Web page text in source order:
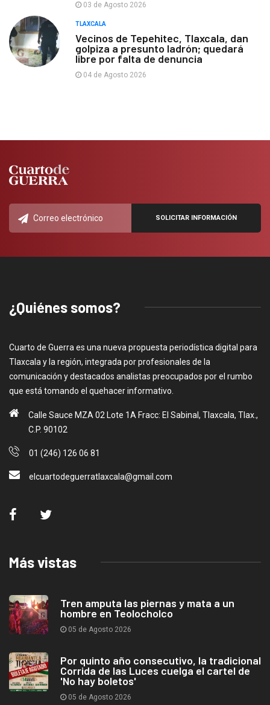
03 de Agosto 2026
TLAXCALA
Vecinos de Tepehitec, Tlaxcala, dan
golpiza a presunto ladrón; quedará
libre por falta de denuncia
04 de Agosto 2026
¿Quiénes somos?
Cuarto de Guerra es una nueva propuesta periodística digital para
Tlaxcala y la región, integrada por profesionales de la
comunicación y destacados analistas preocupados por el rumbo
que está tomando el quehacer informativo.
Calle Sauce MZA 02 Lote 1A Fracc: El Sabinal, Tlaxcala, Tlax.,
C.P. 90102
01 (246) 126 06 81
elcuartodeguerratlaxcala@gmail.com
Más vistas
Tren amputa las piernas y mata a un
hombre en Teolocholco
05 de Agosto 2026
Por quinto año consecutivo, la tradicional
Corrida de las Luces cuelga el cartel de
'No hay boletos'
05 de Agosto 2026